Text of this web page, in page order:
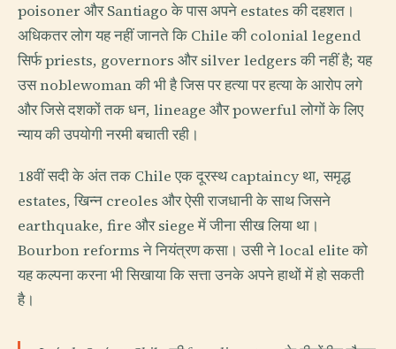
poisoner और Santiago के पास अपने estates की दहशत।
अधिकतर लोग यह नहीं जानते कि Chile की colonial legend
सिर्फ priests, governors और silver ledgers की नहीं है; यह
उस noblewoman की भी है जिस पर हत्या पर हत्या के आरोप लगे
और जिसे दशकों तक धन, lineage और powerful लोगों के लिए
न्याय की उपयोगी नरमी बचाती रही।
18वीं सदी के अंत तक Chile एक दूरस्थ captaincy था, समृद्ध
estates, खिन्न creoles और ऐसी राजधानी के साथ जिसने
earthquake, fire और siege में जीना सीख लिया था।
Bourbon reforms ने नियंत्रण कसा। उसी ने local elite को
यह कल्पना करना भी सिखाया कि सत्ता उनके अपने हाथों में हो सकती
है।